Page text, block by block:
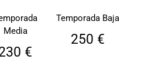
Media
€
Temporada Baja
250 €